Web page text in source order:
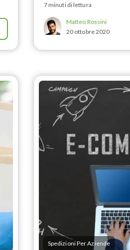
7 minuti di lettura
Matteo Rossini
20 ottobre 2020
Spedizioni Per Aziende